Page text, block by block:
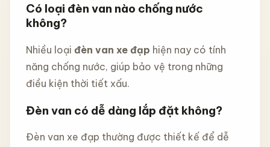
Có loại đèn van nào chống nước
không?
Nhiều loại đèn van xe đạp hiện nay có tính
năng chống nước, giúp bảo vệ trong những
điều kiện thời tiết xấu.
Đèn van có dễ dàng lắp đặt không?
Đèn van xe đạp thường được thiết kế để dễ